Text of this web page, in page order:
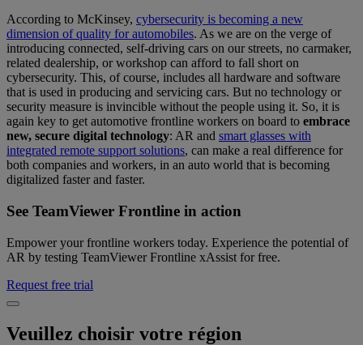
According to McKinsey, cybersecurity is becoming a new
dimension of quality for automobiles. As we are on the verge of
introducing connected, self-driving cars on our streets, no carmaker,
related dealership, or workshop can afford to fall short on
cybersecurity. This, of course, includes all hardware and software
that is used in producing and servicing cars. But no technology or
security measure is invincible without the people using it. So, it is
again key to get automotive frontline workers on board to embrace
new, secure digital technology: AR and smart glasses with
integrated remote support solutions, can make a real difference for
both companies and workers, in an auto world that is becoming
digitalized faster and faster.
See TeamViewer Frontline in action
Empower your frontline workers today. Experience the potential of
AR by testing TeamViewer Frontline xAssist for free.
Request free trial
Veuillez choisir votre région